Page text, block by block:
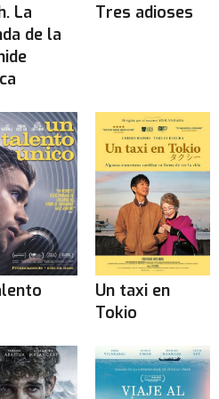
La
de la
Tres adioses
Un taxi en
Tokio